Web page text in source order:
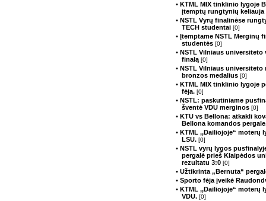
• KTML MIX tinklinio lygoje
įtemptų rungtynių
• NSTL Vyrų finalinėse
TECH studentai [0]
• Įtemptame NSTL Merginų
studentės [0]
• NSTL Vilniaus
finalą [0]
• NSTL Vilniaus
bronzos medalius [0]
• KTML MIX tinklinio lygoje
fėja. [0]
• NSTL: paskutiniame
šventė VDU merginos [0]
• KTU vs Bellona: atkakli
Bellona komandos
• KTML ,,Dailiojoje“ moterų
LSU. [0]
• NSTL vyrų lygos
pergalė prieš Klaipėdos
rezultatu 3:0 [0]
• Užtikrinta „Bernuta“
• Sporto fėja įveikė
• KTML ,,Dailiojoje“ moterų
VDU. [0]